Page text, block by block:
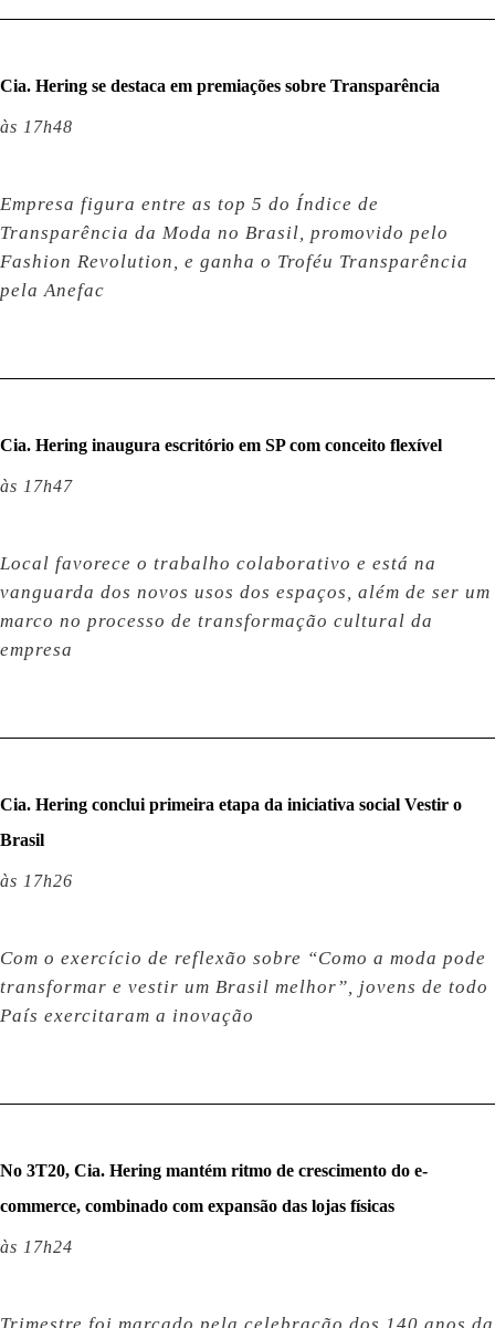
Cia. Hering se destaca em premiações sobre Transparência
às 17h48
Empresa figura entre as top 5 do Índice de
Transparência da Moda no Brasil, promovido pelo
Fashion Revolution, e ganha o Troféu Transparência
pela Anefac
Cia. Hering inaugura escritório em SP com conceito flexível
às 17h47
Local favorece o trabalho colaborativo e está na
vanguarda dos novos usos dos espaços, além de ser um
marco no processo de transformação cultural da
empresa
Cia. Hering conclui primeira etapa da iniciativa social Vestir o
Brasil
às 17h26
Com o exercício de reflexão sobre “Como a moda pode
transformar e vestir um Brasil melhor”, jovens de todo
País exercitaram a inovação
No 3T20, Cia. Hering mantém ritmo de crescimento do e-
commerce, combinado com expansão das lojas físicas
às 17h24